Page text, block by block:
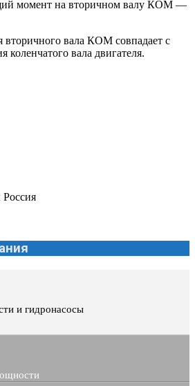
момент на вторичном валу КОМ —
вторичного вала КОМ совпадает с
коленчатого вала двигателя.
Россия
и гидронасосы